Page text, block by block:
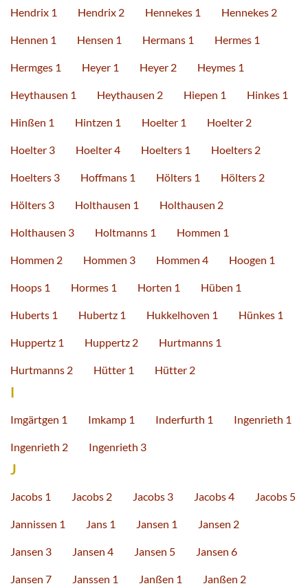
Hendrix 1 Hendrix 2 Hennekes 1 Hennekes 2
Hennen 1 Hensen 1 Hermans 1 Hermes 1
Hermges 1 Heyer 1 Heyer 2 Heymes 1
Heythausen 1 Heythausen 2 Hiepen 1 Hinkes 1
Hinßen 1 Hintzen 1 Hoelter 1 Hoelter 2
Hoelter 3 Hoelter 4 Hoelters 1 Hoelters 2
Hoelters 3 Hoffmans 1 Hölters 1 Hölters 2
Hölters 3 Holthausen 1 Holthausen 2
Holthausen 3 Holtmanns 1 Hommen 1
Hommen 2 Hommen 3 Hommen 4 Hoogen 1
Hoops 1 Hormes 1 Horten 1 Hüben 1
Huberts 1 Hubertz 1 Hukkelhoven 1 Hünkes 1
Huppertz 1 Huppertz 2 Hurtmanns 1
Hurtmanns 2 Hütter 1 Hütter 2
I
Imgärtgen 1 Imkamp 1 Inderfurth 1 Ingenrieth 1
Ingenrieth 2 Ingenrieth 3
J
Jacobs 1 Jacobs 2 Jacobs 3 Jacobs 4 Jacobs 5
Jannissen 1 Jans 1 Jansen 1 Jansen 2
Jansen 3 Jansen 4 Jansen 5 Jansen 6
Jansen 7 Janssen 1 Janßen 1 Janßen 2